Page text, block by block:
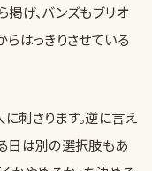
げ、バンズもブリオ
はっきりさせている
刺さります。逆に言え
日は別の選択肢もあ